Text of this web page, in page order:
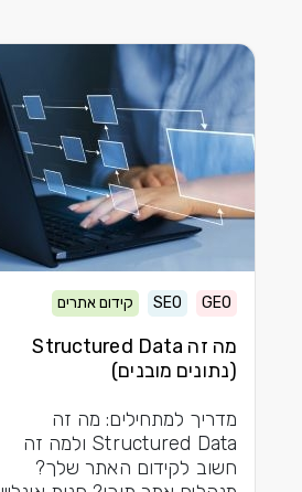
GEO
SEO קידום אתרים
מה זה Structured Data
(נתונים מובנים)
מדריך למתחילים: מה זה
Structured Data ולמה זה
חשוב לקידום האתר שלך?